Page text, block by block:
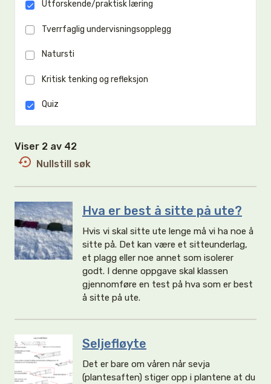
Utforskende/praktisk læring
Tverrfaglig undervisningsopplegg
Natursti
Kritisk tenking og refleksjon
Quiz
Viser 2 av 42
Nullstill søk
Hva er best å sitte på ute?
Hvis vi skal sitte ute lenge må vi ha noe å
sitte på. Det kan være et sitteunderlag,
et plagg eller noe annet som isolerer
godt. I denne oppgave skal klassen
gjennomføre en test på hva som er best
å sitte på ute.
Seljefløyte
Det er bare om våren når sevja
(plantesaften) stiger opp i plantene at du